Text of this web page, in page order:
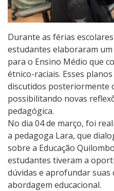
Durante as férias
estudantes elaboraram
para o Ensino Médio que
étnico-raciais. Esses
discutidos posteriormente
possibilitando novas
pedagógica.
No dia 04 de março, foi
a pedagoga Lara, que
sobre a Educação
estudantes tiveram a
dúvidas e aprofundar suas
abordagem educacional.